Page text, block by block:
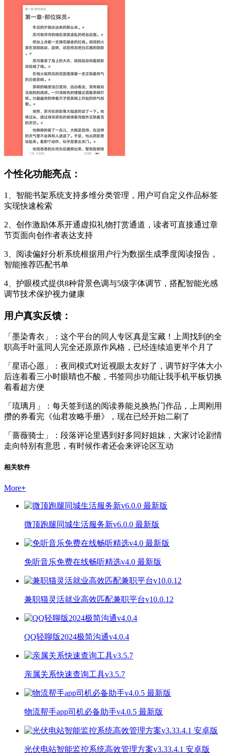
个性化功能亮点：
1、智能书架系统支持多维分类管理，用户可自定义作品标签
实现快速检索
2、创作激励体系开通虚拟礼物打赏通道，读者可直接通过章
节页面向创作者表达支持
3、阅读偏好分析系统根据用户行为数据生成季度阅读报告，
智能推荐匹配书单
4、护眼模式提供8种背景色调与5级字体调节，搭配智能光感
调节技术保护视力健康
用户真实反馈：
「墨染青衣」：这个平台的同人专区真是宝藏！上周找到的全
职高手叶蓝同人完全还原原作风格，已经连续追更半个月了
「星语心愿」：夜间模式对近视眼太友好了，调节好字体大小
后连着看三小时眼睛也不酸，书签同步功能让我手机平板切换
着看超方便
「琉璃月」：每天签到送的阅读券能兑换热门作品，上周刚用
攒的券看完《仙君攻略手册》，现在已经开始二刷了
「蔷薇骑士」：段落评论里遇到好多同好姐妹，大家讨论剧情
走向特别有意思，有时候作者还会来评论区互动
相关软件
More+
微顶跑腿同城生活服务新v6.0.0 最新版
免听音乐免费在线畅听精选v4.0 最新版
兼职猫灵活就业高效匹配兼职平台v10.0.12
QQ轻聊版2024极简沟通v4.0.4
亲属关系快速查询工具v3.5.7
物流帮手app司机必备助手v4.0.5 最新版
光伏电站智能监控系统高效管理方案v3.33.4.1 安卓版